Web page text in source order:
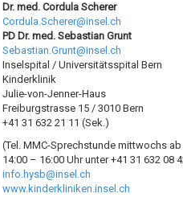
Dr. med. Cordula Scherer
Cordula.Scherer@insel.ch
PD Dr. med. Sebastian Grunt
Sebastian.Grunt@insel.ch
Inselspital / Universitätsspital Bern
Kinderklinik
Julie-von-Jenner-Haus
Freiburgstrasse 15 / 3010 Bern
+41 31 632 21 11 (Sek.)
(Tel. MMC-Sprechstunde mittwochs ab
14:00 – 16:00 Uhr unter +41 31 632 08
info.hysb@insel.ch
www.kinderkliniken.insel.ch